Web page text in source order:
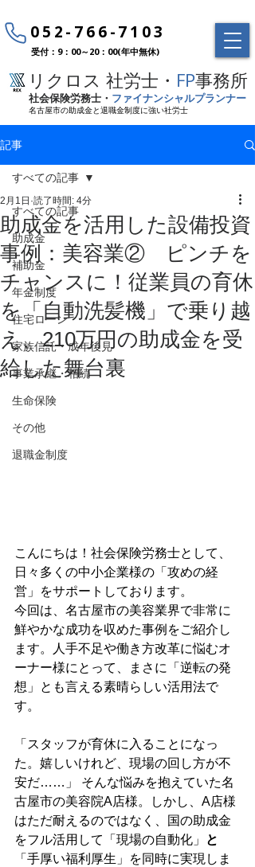
052-766-7103
受付：9：00～20：00(年中無休)
リクロス 社労士・ FP事務所
社会保険労務士・ ファイナンシャルプランナー
名古屋市の助成金と退職金制度に強い社労士
記事
すべての記事
助成金
補助金
年金制度
住宅ローン
家族信託・成年後見
事業承継・相続
生命保険
その他
退職金制度
すべての記事
助成金を活用した設備投資
事例：美容業② ピンチを
チャンスに！従業員の育休
を「自動洗髪機」で乗り越
え、210万円の助成金を受
給した舞台裏
2月1日 読了時間: 4分
こんにちは！社会保険労務士として、
日々多くの中小企業様の「攻めの経
営」をサポートしております。
今回は、名古屋市の美容業界で非常に
鮮やかな成功を収めた事例をご紹介し
ます。人手不足や働き方改革に悩むオ
ーナー様にとって、まさに「逆転の発
想」とも言える素晴らしい活用法で
す。
「スタッフが育休に入ることになっ
た。嬉しいけれど、現場の回し方が不
安だ……」 そんな悩みを抱えていた名
古屋市の美容院A店様。しかし、A店様
はただ耐えるのではなく、国の助成金
をフル活用して「現場の自動化」
と
「手厚い福利厚生」を同時に実現しま